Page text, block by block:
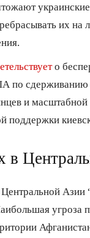
их на
о
по сдерживанию
и масштабной
поддержки
в
Азии
угроза